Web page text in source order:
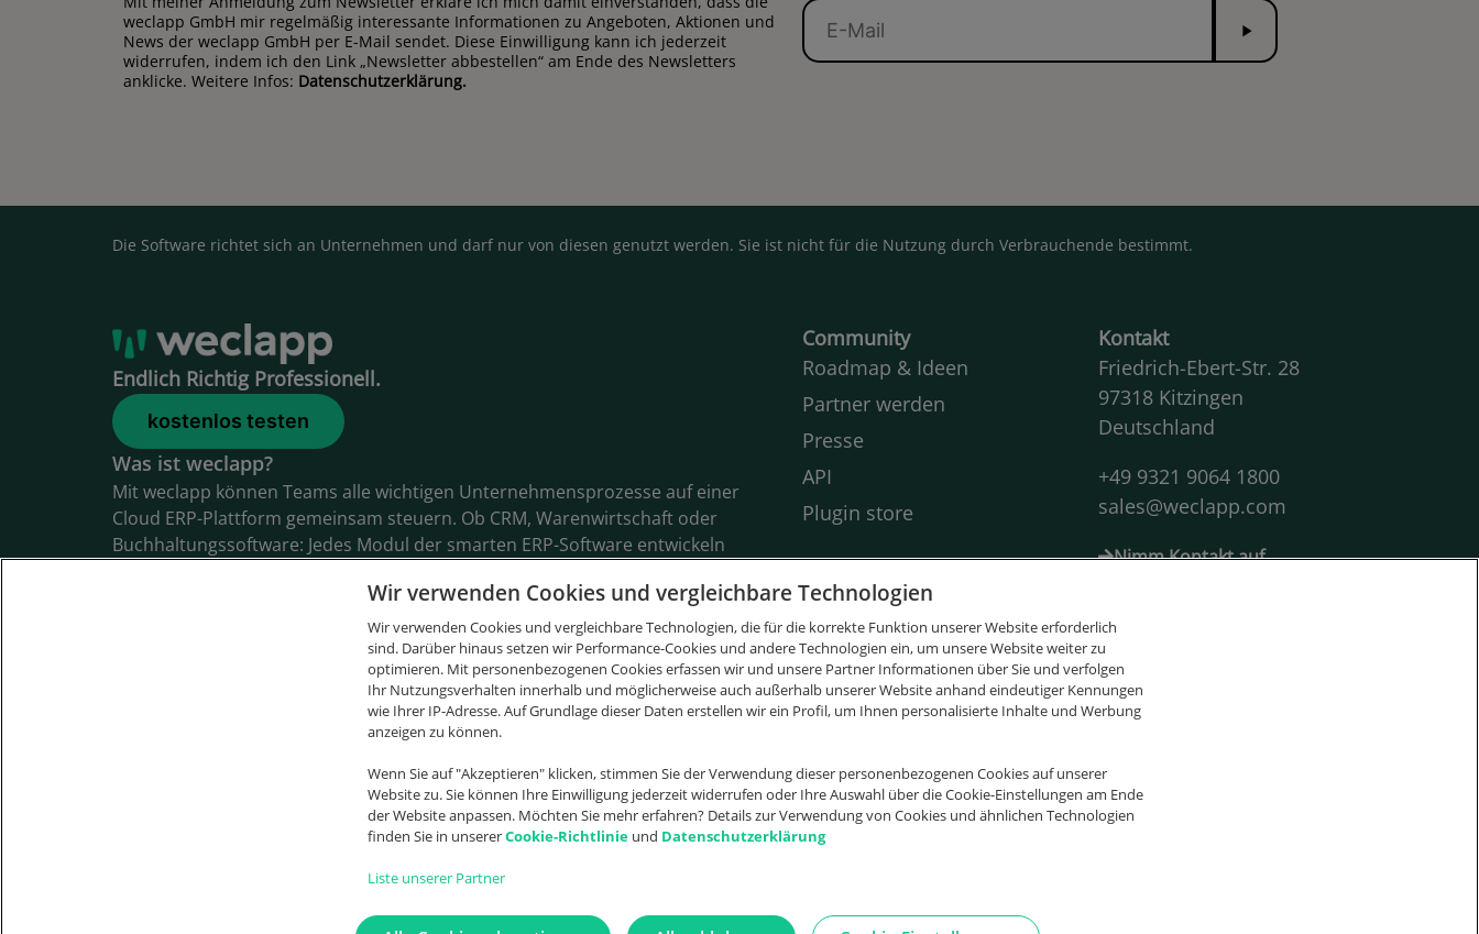
weclapp GmbH mir regelmäßig interessante Informationen zu Angeboten, Aktionen und
News der weclapp GmbH per E-Mail sendet. Diese Einwilligung kann ich jederzeit
widerrufen, indem ich den Link „Newsletter abbestellen“ am Ende des Newsletters
anklicke. Weitere Infos: Datenschutzerklärung.
E-
Mail
Senden
Die Software richtet sich an Unternehmen und darf nur von diesen genutzt werden. Sie ist nicht für die Nutzung durch Verbrauchende bestimmt.
Endlich Richtig Professionell.
kostenlos testen
Was ist weclapp?
Mit weclapp können Teams alle wichtigen Unternehmensprozesse auf einer
Cloud ERP-Plattform gemeinsam steuern. Ob CRM, Warenwirtschaft oder
Buchhaltungssoftware: Jedes Modul der smarten ERP-Software entwickeln
lassen sich alle Informationen zu Kunden, Projekten, Angeboten,
Rechnungen, Artikeln und Bestellungen spielend einfach gemeinsam
verwalten. weclapp gehört zu den beliebtesten Lösungen am Markt und
wurde bereits 4 Mal als ERP-System des Jahres ausgezeichnet.
Community
Roadmap & Ideen
Partner werden
Presse
API
Plugin store
Wissenswertes
Cloud ERP
WaWi
Was ist ERP?
Was ist ein
Warenwirtschaftssytem?
Ticketsystem
Kontakt
Friedrich-Ebert-Str. 28
97318 Kitzingen
Deutschland
+49 9321 9064 1800
sales@weclapp.com
Nimm Kontakt auf
a
c
o
Suche
Wir verwenden Cookies und vergleichbare Technologien
Wir verwenden Cookies und vergleichbare Technologien, die für die korrekte Funktion unserer Website erforderlich
sind. Darüber hinaus setzen wir Performance-Cookies und andere Technologien ein, um unsere Website weiter zu
optimieren. Mit personenbezogenen Cookies erfassen wir und unsere Partner Informationen über Sie und verfolgen
Ihr Nutzungsverhalten innerhalb und möglicherweise auch außerhalb unserer Website anhand eindeutiger Kennungen
wie Ihrer IP-Adresse. Auf Grundlage dieser Daten erstellen wir ein Profil, um Ihnen personalisierte Inhalte und Werbung
anzeigen zu können.
Wenn Sie auf "Akzeptieren" klicken, stimmen Sie der Verwendung dieser personenbezogenen Cookies auf unserer
Website zu. Sie können Ihre Einwilligung jederzeit widerrufen oder Ihre Auswahl über die Cookie-Einstellungen am Ende
der Website anpassen. Möchten Sie mehr erfahren? Details zur Verwendung von Cookies und ähnlichen Technologien
finden Sie in unsererCookie-Richtlinie und Datenschutzerklärung
Liste unserer Partner